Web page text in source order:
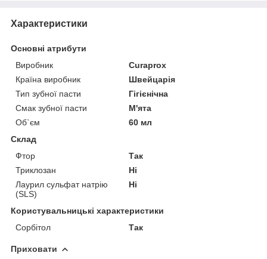
Характеристики
Основні атрибути
Виробник
Curaprox
Країна виробник
Швейцарія
Тип зубної пасти
Гігієнічна
Смак зубної пасти
М'ята
Об`єм
60 мл
Склад
Фтор
Так
Триклозан
Ні
Лаурил сульфат натрію
(SLS)
Ні
Користувальницькі характеристики
Сорбітол
Так
Приховати